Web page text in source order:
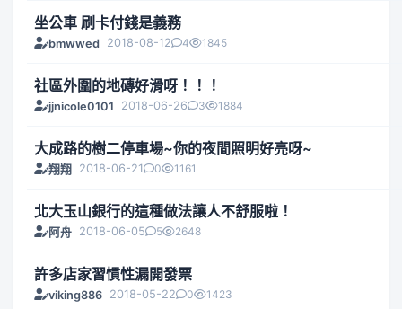
坐公車 刷卡付錢是義務
bmwwed 2018-08-12 4 1845
社區外圍的地磚好滑呀！！！
jjnicole0101 2018-06-26 3 1884
大成路的樹二停車場~你的夜間照明好亮呀~
翔翔 2018-06-21 0 1161
北大玉山銀行的這種做法讓人不舒服啦！
阿舟 2018-06-05 5 2648
許多店家習慣性漏開發票
viking886 2018-05-22 0 1423